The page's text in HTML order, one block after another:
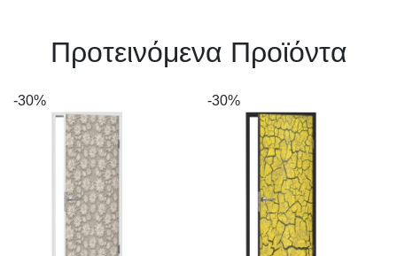
Πρoτεινόμενα Προϊόντα
-30% -30%